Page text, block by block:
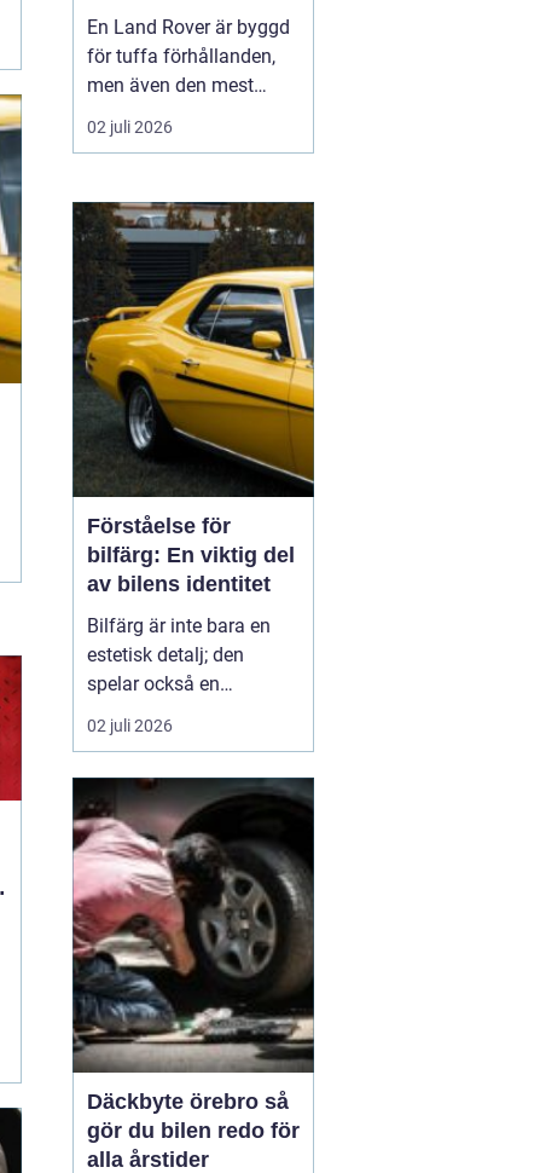
livslängd och trygg
körning
En Land Rover är byggd
för tuffa förhållanden,
men även den mest
robusta bilen slits med
tiden. Bromsar,
packningar och
elektronik påverkas av år
av vardagskörning,
terräng och vägsalt. För
att bilen ska behålla sin
styrka och säkerh...
02 juli 2026
Förståelse för
bilfärg: En viktig del
av bilens identitet
Bilfärg är inte bara en
estetisk detalj; den
spelar också en
avgörande roll för bilens
övergripande identitet
bilfärgen kan påverka
hur en bil uppfattas,
stärka dess mär...
02 juli 2026
Däckbyte örebro så
gör du bilen redo för
alla årstider